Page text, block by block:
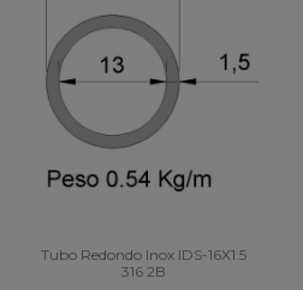
Tubo Redondo Inox IDS-16X1.5
316 2B